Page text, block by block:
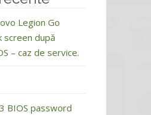
Legion Go
screen după
– caz de service.
BIOS password